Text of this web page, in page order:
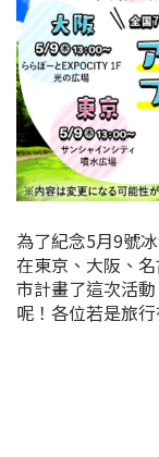
為了紀念5月9號
在東京、大阪、
市計畫了這次活
呢！ 各位若是旅